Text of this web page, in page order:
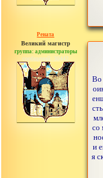
Рената
Великий магистр
группа: администраторы
сообщений: 30442
Во
со
и
я